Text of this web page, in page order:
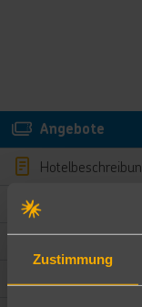
Zustimmung
Angebote
Bewertungen